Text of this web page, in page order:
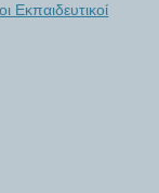
Εκπαιδευτικοί